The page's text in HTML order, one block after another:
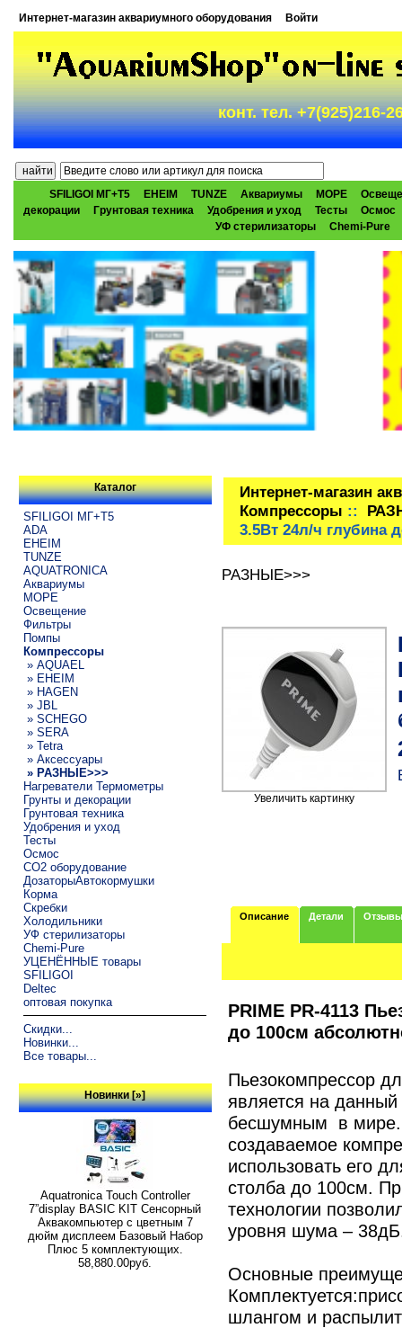
Интернет-магазин аквариумного оборудования Войти
конт. тел. +7(925)216-
SFILIGOI МГ+Т5 EHEIM TUNZE Аквариумы МОРЕ
декорации
Грунтовая техника Удобрения и уход Тесты
Осмос
УФ стерилизаторы
Chemi-Pure
Каталог
SFILIGOI МГ+Т5
ADA
EHEIM
TUNZE
AQUATRONICA
Аквариумы
МОРЕ
Освещение
Фильтры
Помпы
Компрессоры
» AQUAEL
» EHEIM
» HAGEN
» JBL
» SCHEGO
» SERA
» Tetra
» Аксессуары
» РАЗНЫЕ>>>
Нагреватели Термометры
Грунты и декорации
Грунтовая техника
Удобрения и уход
Тесты
Осмос
CO2 оборудование
ДозаторыАвтокормушки
Корма
Скребки
Холодильники
УФ стерилизаторы
Chemi-Pure
УЦЕНЁННЫЕ товары
SFILIGOI
Deltec
оптовая покупка
Скидки...
Новинки...
Все товары...
Новинки [»]
Aquatronica Touch Controller
7”display BASIC KIT Сенсорный
Аквакомпьютер с цветным 7
дюйм дисплеем Базовый Набор
Плюс 5 комплектующих.
58,880.00руб.
Интернет-магазин
Компрессоры ::
3.5Вт 24л/ч глубина
РАЗНЫЕ>>>
Увеличить картинку
Описание Детали Отзывы
PRIME PR-4113
до 100см
Пьезокомпрессор
является на
бесшумным в мире.
создаваемое
использовать его
столба до 100см.
технологии
уровня шума –
Основные
шлангом и